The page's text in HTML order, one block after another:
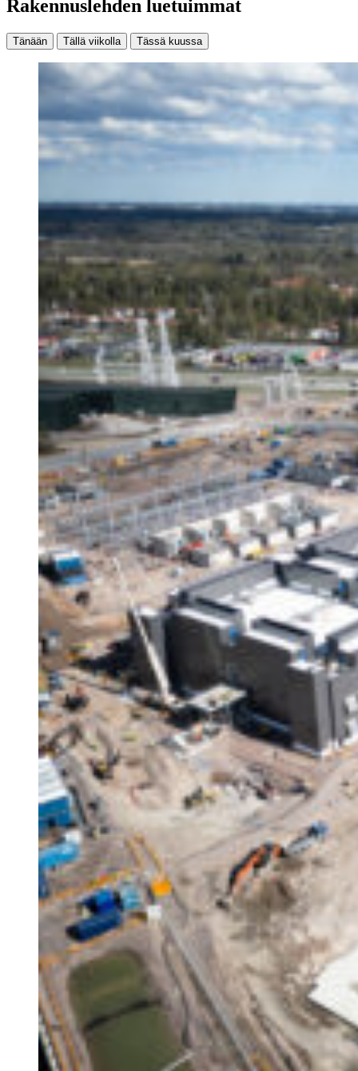
Rakennuslehden luetuimmat
Tänään Tällä viikolla Tässä kuussa